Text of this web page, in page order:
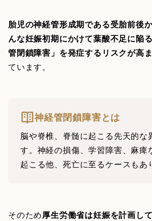
胎児の神経管形成期である受胎前後
んな妊娠初期にかけて葉酸不足に陥
管閉鎖障害」を発症するリスクが高
ています。
神経管閉鎖障害とは
脳や脊椎、脊髄に起こる先天的な
す。神経の損傷、学習障害、麻痺
起こる他、死亡に至るケースもあ
そのため厚生労働省は妊娠を計画し